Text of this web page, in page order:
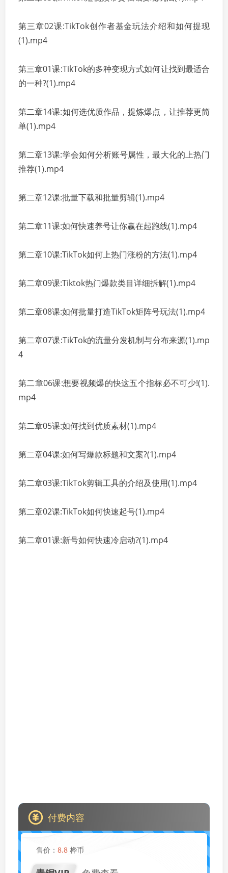
第三章02课:TikTok创作者基金玩法介绍和如何提现
(1).mp4
第三章01课:TikTok的多种变现方式如何让找到最适合
的一种?(1).mp4
第二章14课:如何选优质作品，提炼爆点，让推荐更简
单(1).mp4
第二章13课:学会如何分析账号属性，最大化的上热门
推荐(1).mp4
第二章12课:批量下载和批量剪辑(1).mp4
第二章11课:如何快速养号让你赢在起跑线(1).mp4
第二章10课:TikTok如何上热门涨粉的方法(1).mp4
第二章09课:Tiktok热门爆款类目详细拆解(1).mp4
第二章08课:如何批量打造TikTok矩阵号玩法(1).mp4
第二章07课:TikTok的流量分发机制与分布来源(1).mp
4
第二章06课:想要视频爆的快这五个指标必不可少!(1).
mp4
第二章05课:如何找到优质素材(1).mp4
第二章04课:如何写爆款标题和文案?(1).mp4
第二章03课:TikTok剪辑工具的介绍及使用(1).mp4
第二章02课:TikTok如何快速起号(1).mp4
第二章01课:新号如何快速冷启动?(1).mp4
付费内容
售价： 8.8 桦币